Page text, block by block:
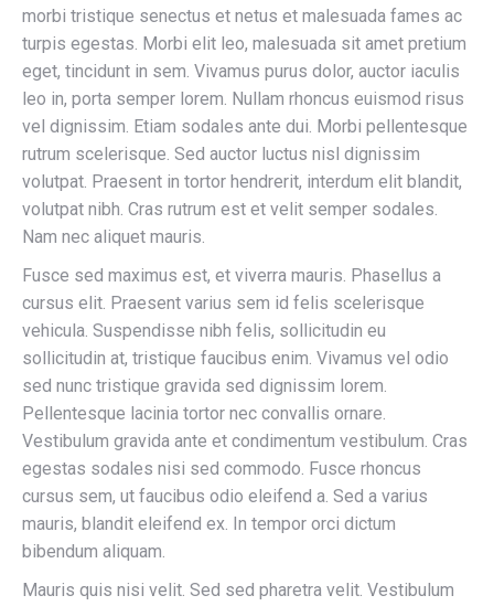
morbi tristique senectus et netus et malesuada fames ac
turpis egestas. Morbi elit leo, malesuada sit amet pretium
eget, tincidunt in sem. Vivamus purus dolor, auctor iaculis
leo in, porta semper lorem. Nullam rhoncus euismod risus
vel dignissim. Etiam sodales ante dui. Morbi pellentesque
rutrum scelerisque. Sed auctor luctus nisl dignissim
volutpat. Praesent in tortor hendrerit, interdum elit blandit,
volutpat nibh. Cras rutrum est et velit semper sodales.
Nam nec aliquet mauris.
Fusce sed maximus est, et viverra mauris. Phasellus a
cursus elit. Praesent varius sem id felis scelerisque
vehicula. Suspendisse nibh felis, sollicitudin eu
sollicitudin at, tristique faucibus enim. Vivamus vel odio
sed nunc tristique gravida sed dignissim lorem.
Pellentesque lacinia tortor nec convallis ornare.
Vestibulum gravida ante et condimentum vestibulum. Cras
egestas sodales nisi sed commodo. Fusce rhoncus
cursus sem, ut faucibus odio eleifend a. Sed a varius
mauris, blandit eleifend ex. In tempor orci dictum
bibendum aliquam.
Mauris quis nisi velit. Sed sed pharetra velit. Vestibulum